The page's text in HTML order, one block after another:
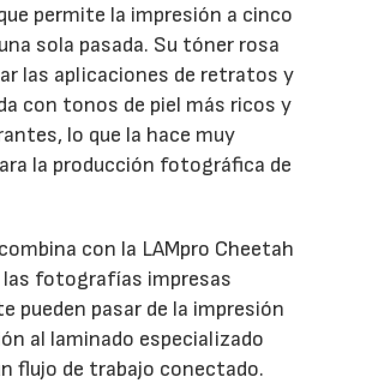
permite la impresión a cinco
sola pasada. Su tóner rosa
las aplicaciones de retratos y
con tonos de piel más ricos y
lo que la hace muy
la producción fotográfica de
con la LAMpro Cheetah
las fotografías impresas
pueden pasar de la impresión
al laminado especializado
flujo de trabajo conectado.